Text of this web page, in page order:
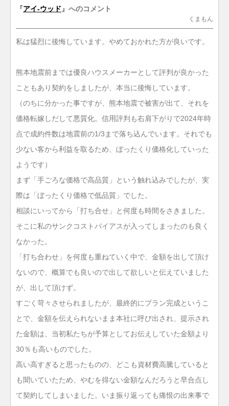
『アイ-ウッド 』へのコメント
くまもん
私は猛烈に後悔しています。やめておかれた方が良いです。
熊本地震前までは優良ハウスメーカーとして評判が良かった
こともあり契約をしましたが、本当に後悔しています。
（のちに分かった事ですが、熊本地震で被害が出て、それを
価格転嫁しだして悪質化。信用評判も右肩下がりで2024年時
点で成約件数は地震前の1/3まで落ち込んでいます。それでも
少ない客から利益を取るため、ぼったくり価格化していった
ようです）
まず「手ごろな価格で高品質」という触れ込みでしたが、実
際は「ぼったくり価格で低品質」でした。
相談にいってから「打ち合せ」と何度も時間をさきました。
そこに私のサンクコストバイアスが入ってしまったのも良く
なかった。
「打ち合わせ」を何度も重ねていく中で、金額を出して頂け
ないので、概算でも良いので出して欲しいと伝えていました
が、出して頂けず。
すごく苛々させられましたが、最終的にプラン完成というこ
とで、金額を伝えられないまま本社に呼び出され、提示され
た金額は、当初私たちが予算としてお伝えしていた金額より
30％も高いものでした。
高い高すぎると思ったものの、どこも資材費高騰していると
も聞いていたため、やむを得ない金額なんだろうと早合点し
て契約してしまいました。いま振り返っても痛恨の出来事で